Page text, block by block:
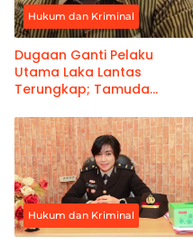
Hukum dan Kriminal
Dugaan Ganti Pelaku
Utama Laka Lantas
Terungkap; Tamuda
Hukum dan Kriminal